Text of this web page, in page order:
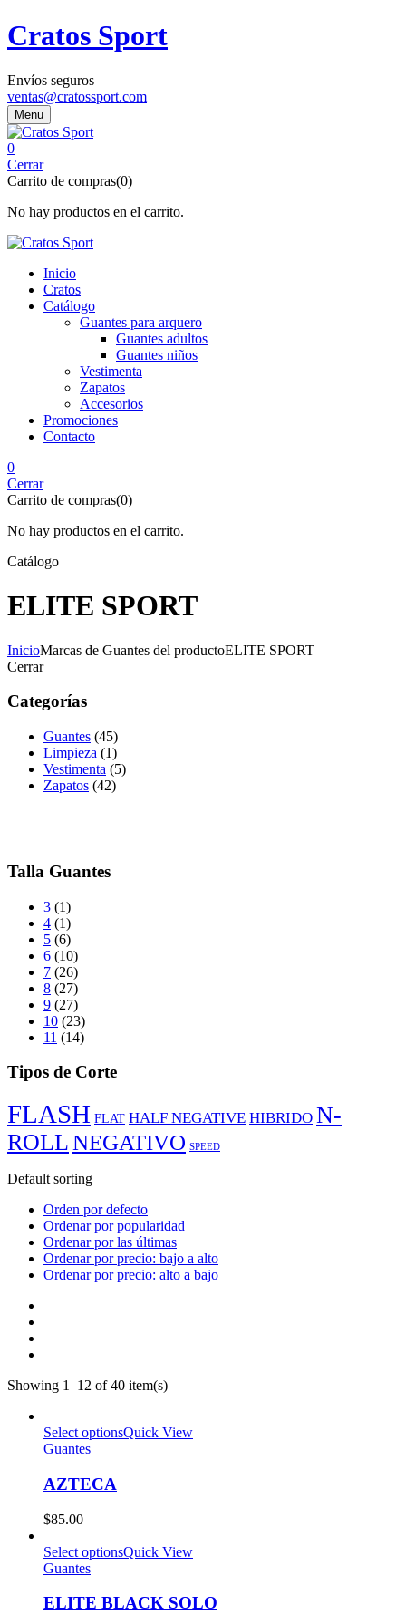
Cratos Sport
Envíos seguros
ventas@cratossport.com
Menu
0
Cerrar
Carrito de compras(0)
No hay productos en el carrito.
Inicio
Cratos
Catálogo
Guantes para arquero
Guantes adultos
Guantes niños
Vestimenta
Zapatos
Accesorios
Promociones
Contacto
0
Cerrar
Carrito de compras(0)
No hay productos en el carrito.
Catálogo
ELITE SPORT
InicioMarcas de Guantes del productoELITE SPORT
Cerrar
Categorías
Guantes (45)
Limpieza (1)
Vestimenta (5)
Zapatos (42)
Talla Guantes
3 (1)
4 (1)
5 (6)
6 (10)
7 (26)
8 (27)
9 (27)
10 (23)
11 (14)
Tipos de Corte
FLASH FLAT HALF NEGATIVE HIBRIDO N-
ROLLNEGATIVO SPEED
Default sorting
Orden por defecto
Ordenar por popularidad
Ordenar por las últimas
Ordenar por precio: bajo a alto
Ordenar por precio: alto a bajo
Showing 1–12 of 40 item(s)
Select optionsQuick View
Guantes
AZTECA
$85.00
Select optionsQuick View
Guantes
ELITE BLACK SOLO